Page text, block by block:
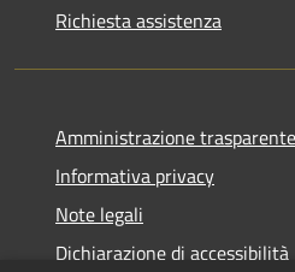
Richiesta assistenza
Amministrazione trasparente
Informativa privacy
Note legali
Dichiarazione di accessibilità